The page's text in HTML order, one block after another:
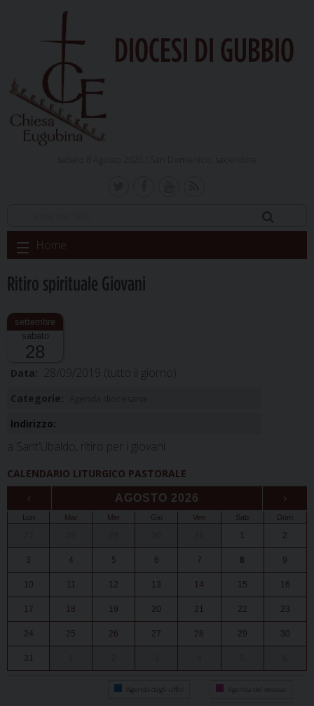
DIOCESI DI GUBBIO
Skip
to
Home
Ritiro spirituale Giovani
sabato
28
Data: 28/09/2019 (tutto il giorno)
Categorie:
Indirizzo:
a Sant’Ubaldo, ritiro per i giovani
CALENDARIO LITURGICO PASTORALE
‹ AGOSTO 2026 ›
Lun Mar Mer Gio Ven Sab Dom
1 2
3 4 5 6 7 8 9
10 11 12 13 14 15 16
17 18 19 20 21 22 23
24 25 26 27 28 29 30
31
Agenda degli uffici Agenda del vescovo